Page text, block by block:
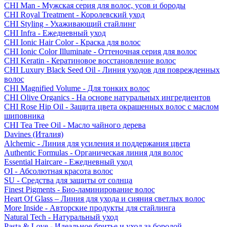
CHI Man - Мужская серия для волос, усов и бороды
CHI Royal Treatment - Королевский уход
CHI Styling - Ухаживающий стайлинг
CHI Infra - Ежедневный уход
CHI Ionic Hair Color - Краска для волос
CHI Ionic Color Illuminate - Оттеночная серия для волос
CHI Keratin - Кератиновое восстановление волос
CHI Luxury Black Seed Oil - Линия уходов для поврежденных
волос
CHI Magnified Volume - Для тонких волос
CHI Olive Organics - На основе натуральных ингредиентов
CHI Rose Hip Oil - Защита цвета окрашенных волос с маслом
шиповника
CHI Tea Tree Oil - Масло чайного дерева
Davines (Италия)
Alchemic - Линия для усиления и поддержания цвета
Authentic Formulas - Органическая линия для волос
Essential Haircare - Eжедневный уход
OI - Абсолютная красота волос
SU - Средства для защиты от солнца
Finest Pigments - Био-ламинирование волос
Heart Of Glass – Линия для ухода и сияния светлых волос
More Inside - Авторские продукты для стайлинга
Natural Tech - Натуральный уход